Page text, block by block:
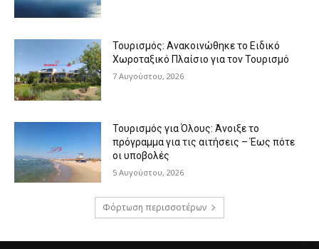
Τουρισμός: Ανακοινώθηκε το Ειδικό
Χωροταξικό Πλαίσιο για τον Τουρισμό
7 Αυγούστου, 2026
Τουρισμός για Όλους: Άνοιξε το
πρόγραμμα για τις αιτήσεις – Έως πότε
οι υποβολές
5 Αυγούστου, 2026
Φόρτωση περισσοτέρων